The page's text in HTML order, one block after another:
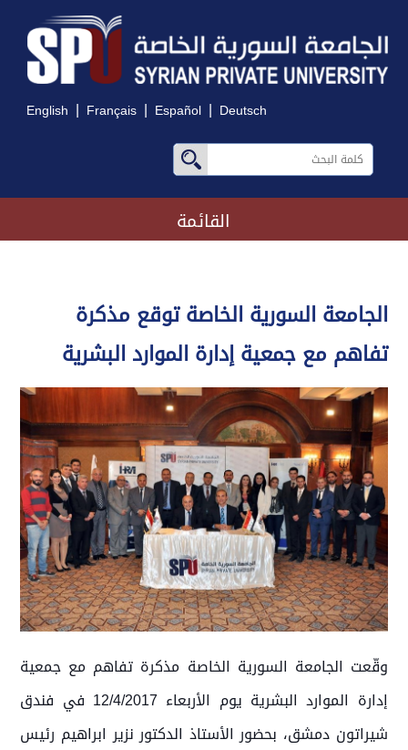
English | Français | Español | Deutsch
القائمة
الجامعة السورية الخاصة توقع مذكرة
تفاهم مع جمعية إدارة الموارد البشرية
وقّعت الجامعة السورية الخاصة مذكرة تفاهم مع جمعية
إدارة الموارد البشرية يوم الأربعاء 12/4/2017 في فندق
شيراتون دمشق، بحضور الأستاذ الدكتور نزير ابراهيم رئيس